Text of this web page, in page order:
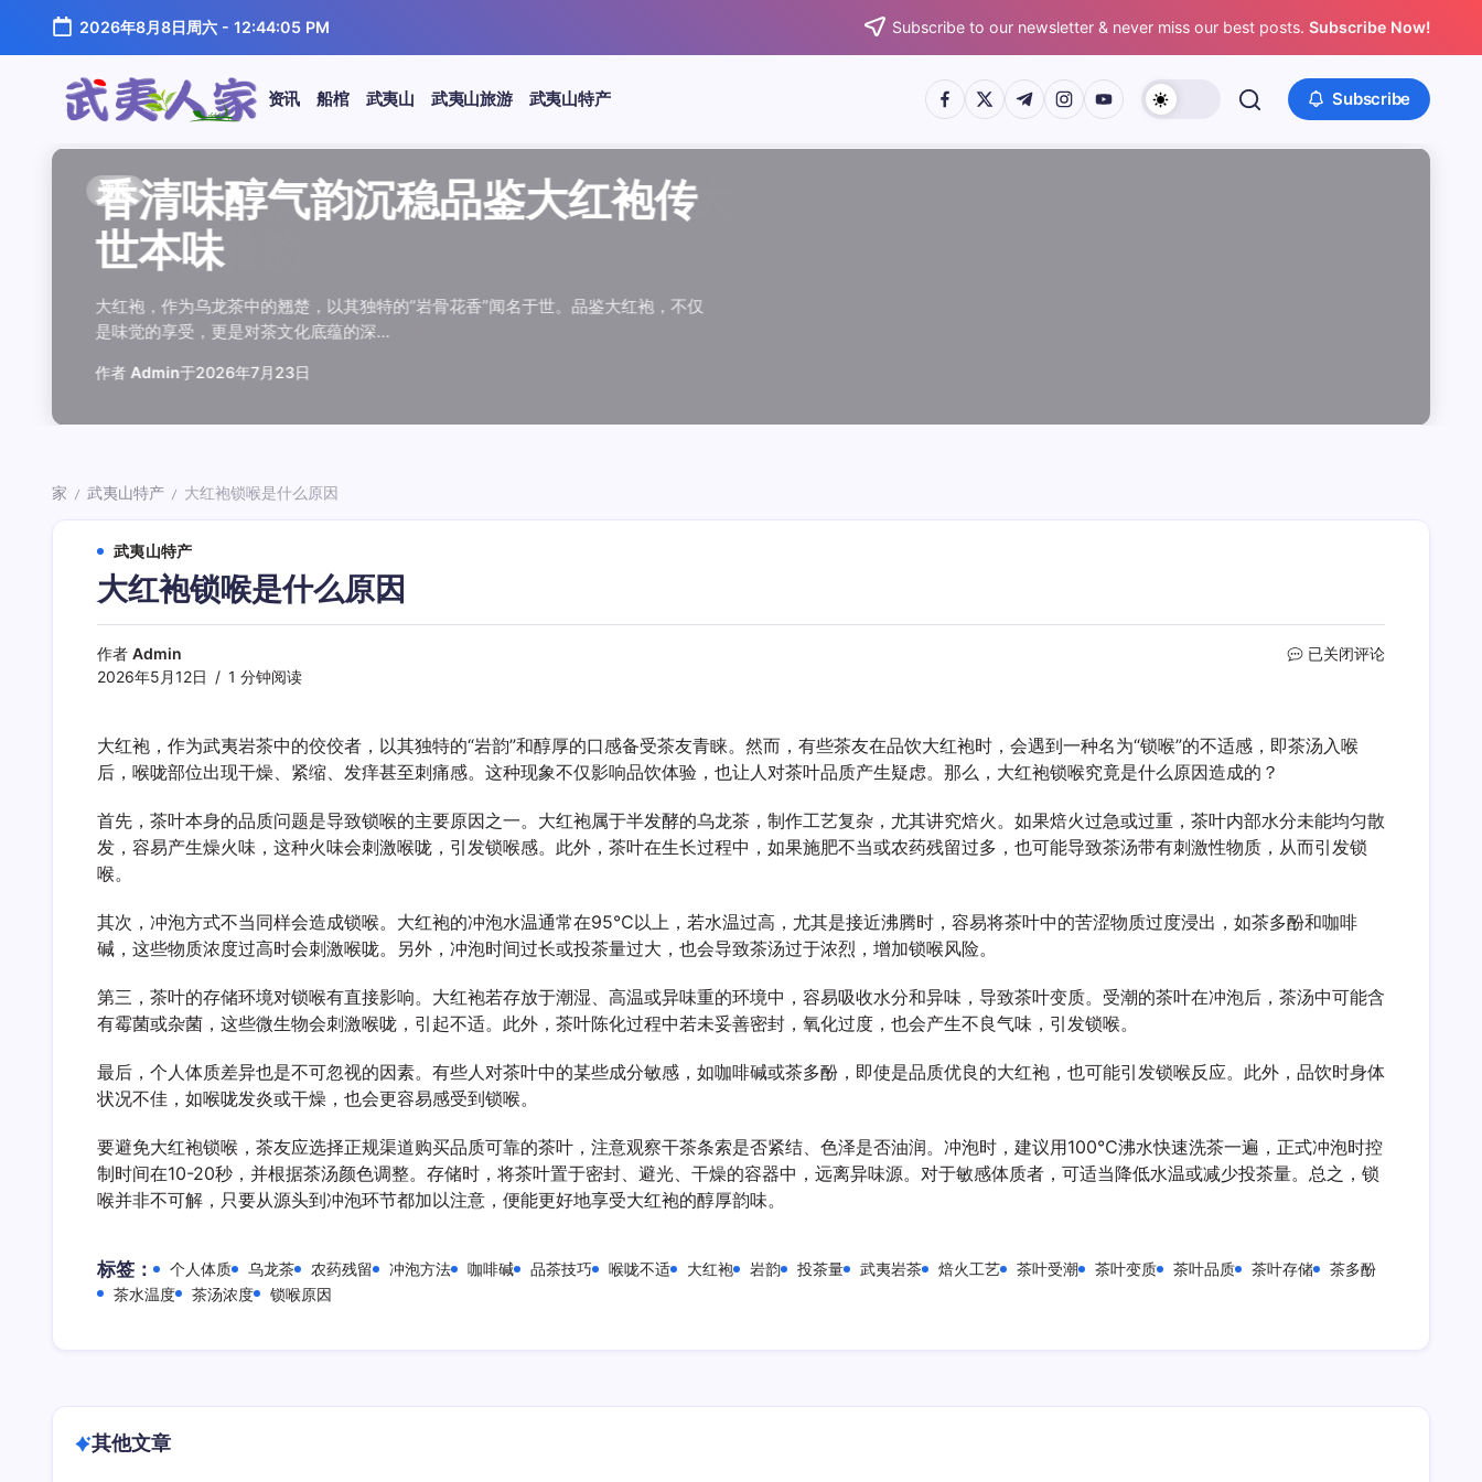
正
2026年8月8日周六- 12:44:06 PM Subscribe to our newsletter & never miss our best posts. Subscribe Now!
武
夷
资讯 船棺 武夷山 武夷山旅游 武夷山特产 https://www.facebook.com/
https://twitter.com/
https://t.me/
https://www.instagram.com/
https://youtube.com/ Subscribe
资讯
闲煮岩茶慢时光细品肉桂水仙大
红袍雅韵
在喧嚣的都市生活中，寻一处静谧，煮一壶岩茶，让时光慢下来。岩茶，产自福建武
夷山，因生长在岩石缝隙中而得名，其独…
作者 Admin于2026年7月24日
资讯
香清味醇气韵沉稳品鉴大红袍传
世本味
大红袍，作为乌龙茶中的翘楚，以其独特的“岩骨花香”闻名于世。品鉴大红袍，不仅
是味觉的享受，更是对茶文化底蕴的深…
作者 Admin于2026年7月23日
资讯
汤水顺滑底蕴绵长品鉴武夷水仙
温润质感
武夷水仙，作为乌龙茶中的经典品种，以其汤水顺滑、底蕴绵长而备受茶客青睐。品
鉴这款茶，仿佛在品味一段悠长的岁月，…
作者 Admin于2026年7月22日
资讯
唇齿留香久久不散品鉴武夷肉桂
独特魅力
武夷岩茶，素有“岩骨花香”之誉，而肉桂更是其中翘楚。其名源于香叶似肉桂，更因
其茶汤入口后，唇齿留香久久不散，令…
作者 Admin于2026年7月21日
资讯
岩韵浓淡各不同三款经典岩茶对
比品鉴
岩茶，作为乌龙茶中的瑰宝，以其独特的“岩韵”闻名于世。所谓岩韵，是茶叶在武夷
山丹霞地貌中吸收岩石矿物精华后形成…
作者 Admin于2026年7月20日
资讯
观汤色赏叶底全面品鉴肉桂水仙
大红袍
品鉴武夷岩茶，观汤色与赏叶底是关键环节。肉桂、水仙、大红袍作为岩茶代表，其
汤色与叶底各具特色，折射出工艺与山场…
作者 Admin于2026年7月19日
资讯
闲煮岩茶慢时光细品肉桂水仙大
红袍雅韵
在喧嚣的都市生活中，寻一处静谧，煮一壶岩茶，让时光慢下来。岩茶，产自福建武
夷山，因生长在岩石缝隙中而得名，其独…
作者 Admin于2026年7月24日
资讯
香清味醇气韵沉稳品鉴大红袍传
世本味
大红袍，作为乌龙茶中的翘楚，以其独特的“岩骨花香”闻名于世。品鉴大红袍，不仅
是味觉的享受，更是对茶文化底蕴的深…
作者 Admin于2026年7月23日
汤水顺滑底蕴绵长品鉴武夷水仙
温润质感
武夷水仙，作为乌龙茶中的经典品种，以其汤水顺滑、底蕴绵长而备受茶客青睐。品
鉴这款茶，仿佛在品味一段悠长的岁月，…
Admin于2026年7月22日
唇齿留香久久不散品鉴武夷肉桂
独特魅力
武夷岩茶，素有“岩骨花香”之誉，而肉桂更是其中翘楚。其名源于香叶似肉桂，更因
其茶汤入口后，唇齿留香久久不散，令…
Admin于2026年7月21日
岩韵浓淡各不同三款经典岩茶对
比品鉴
岩茶，作为乌龙茶中的瑰宝，以其独特的“岩韵”闻名于世。所谓岩韵，是茶叶在武夷
山丹霞地貌中吸收岩石矿物精华后形成…
Admin于2026年7月20日
观汤色赏叶底全面品鉴肉桂水仙
大红袍
品鉴武夷岩茶，观汤色与赏叶底是关键环节。肉桂、水仙、大红袍作为岩茶代表，其
汤色与叶底各具特色，折射出工艺与山场…
Admin于2026年7月19日
闲煮岩茶慢时光细品肉桂水仙大
红袍雅韵
在喧嚣的都市生活中，寻一处静谧，煮一壶岩茶，让时光慢下来。岩茶，产自福建武
夷山，因生长在岩石缝隙中而得名，其独…
Admin于2026年7月24日
香清味醇气韵沉稳品鉴大红袍传
世本味
大红袍，作为乌龙茶中的翘楚，以其独特的“岩骨花香”闻名于世。品鉴大红袍，不仅
是味觉的享受，更是对茶文化底蕴的深…
Admin于2026年7月23日
汤水顺滑底蕴绵长品鉴武夷水仙
温润质感
武夷水仙，作为乌龙茶中的经典品种，以其汤水顺滑、底蕴绵长而备受茶客青睐。品
鉴这款茶，仿佛在品味一段悠长的岁月，…
Admin于2026年7月22日
唇齿留香久久不散品鉴武夷肉桂
独特魅力
武夷岩茶，素有“岩骨花香”之誉，而肉桂更是其中翘楚。其名源于香叶似肉桂，更因
其茶汤入口后，唇齿留香久久不散，令…
Admin于2026年7月21日
岩韵浓淡各不同三款经典岩茶对
比品鉴
岩茶，作为乌龙茶中的瑰宝，以其独特的“岩韵”闻名于世。所谓岩韵，是茶叶在武夷
山丹霞地貌中吸收岩石矿物精华后形成…
Admin于2026年7月20日
观汤色赏叶底全面品鉴肉桂水仙
大红袍
品鉴武夷岩茶，观汤色与赏叶底是关键环节。肉桂、水仙、大红袍作为岩茶代表，其
汤色与叶底各具特色，折射出工艺与山场…
Admin于2026年7月19日
家 / 武夷山特产 / 大红袍锁喉是什么原因
武夷山特产
大红袍锁喉是什么原因
作者 Admin
2026年5月12日
1 分钟阅读
大
喉
么
原
因
已关闭评论
大红袍，作为武夷岩茶中的佼佼者，以其独特的“岩韵”和醇厚的口感备受茶友青睐。然而，有些茶友在品饮大红袍时，会遇到一种名为“锁喉”的不适感，即茶汤入喉
后，喉咙部位出现干燥、紧缩、发痒甚至刺痛感。这种现象不仅影响品饮体验，也让人对茶叶品质产生疑虑。那么，大红袍锁喉究竟是什么原因造成的？
首先，茶叶本身的品质问题是导致锁喉的主要原因之一。大红袍属于半发酵的乌龙茶，制作工艺复杂，尤其讲究焙火。如果焙火过急或过重，茶叶内部水分未能均匀散
发，容易产生燥火味，这种火味会刺激喉咙，引发锁喉感。此外，茶叶在生长过程中，如果施肥不当或农药残留过多，也可能导致茶汤带有刺激性物质，从而引发锁
喉。
其次，冲泡方式不当同样会造成锁喉。大红袍的冲泡水温通常在95℃以上，若水温过高，尤其是接近沸腾时，容易将茶叶中的苦涩物质过度浸出，如茶多酚和咖啡
碱，这些物质浓度过高时会刺激喉咙。另外，冲泡时间过长或投茶量过大，也会导致茶汤过于浓烈，增加锁喉风险。
第三，茶叶的存储环境对锁喉有直接影响。大红袍若存放于潮湿、高温或异味重的环境中，容易吸收水分和异味，导致茶叶变质。受潮的茶叶在冲泡后，茶汤中可能含
有霉菌或杂菌，这些微生物会刺激喉咙，引起不适。此外，茶叶陈化过程中若未妥善密封，氧化过度，也会产生不良气味，引发锁喉。
最后，个人体质差异也是不可忽视的因素。有些人对茶叶中的某些成分敏感，如咖啡碱或茶多酚，即使是品质优良的大红袍，也可能引发锁喉反应。此外，品饮时身体
状况不佳，如喉咙发炎或干燥，也会更容易感受到锁喉。
要避免大红袍锁喉，茶友应选择正规渠道购买品质可靠的茶叶，注意观察干茶条索是否紧结、色泽是否油润。冲泡时，建议用100℃沸水快速洗茶一遍，正式冲泡时控
制时间在10-20秒，并根据茶汤颜色调整。存储时，将茶叶置于密封、避光、干燥的容器中，远离异味源。对于敏感体质者，可适当降低水温或减少投茶量。总之，锁
喉并非不可解，只要从源头到冲泡环节都加以注意，便能更好地享受大红袍的醇厚韵味。
标签： 个人体质 乌龙茶 农药残留 冲泡方法 咖啡碱 品茶技巧 喉咙不适 大红袍 岩韵 投茶量 武夷岩茶 焙火工艺 茶叶受潮 茶叶变质 茶叶品质 茶叶存储
茶多酚
茶水温度
茶汤浓度 锁喉原因
其他文章